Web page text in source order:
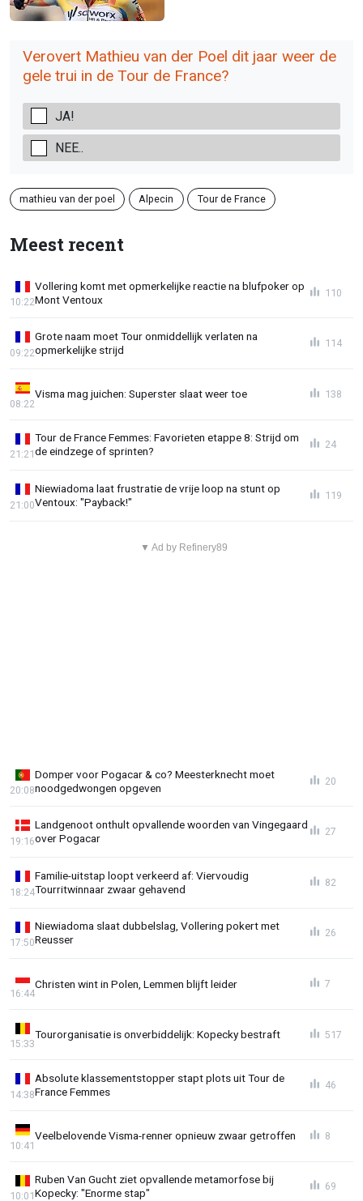
Verovert Mathieu van der Poel dit jaar weer de
gele trui in de Tour de France?
JA!
NEE..
mathieu van der poel Alpecin Tour de France
Meest recent
Vollering komt met opmerkelijke reactie na blufpoker op
Mont Ventoux
10:22
110
Grote naam moet Tour onmiddellijk verlaten na
opmerkelijke strijd
09:22
114
Visma mag juichen: Superster slaat weer toe
08:22
138
Tour de France Femmes: Favorieten etappe 8: Strijd om
de eindzege of sprinten?
21:21
24
Niewiadoma laat frustratie de vrije loop na stunt op
Ventoux: "Payback!"
21:00
119
▼ Ad by Refinery89
Domper voor Pogacar & co? Meesterknecht moet
noodgedwongen opgeven
20:08
20
Landgenoot onthult opvallende woorden van Vingegaard
over Pogacar
19:16
27
Familie-uitstap loopt verkeerd af: Viervoudig
Tourritwinnaar zwaar gehavend
18:24
82
Niewiadoma slaat dubbelslag, Vollering pokert met
Reusser
17:50
26
Christen wint in Polen, Lemmen blijft leider
16:44
7
Tourorganisatie is onverbiddelijk: Kopecky bestraft
15:33
517
Absolute klassementstopper stapt plots uit Tour de
France Femmes
14:38
46
Veelbelovende Visma-renner opnieuw zwaar getroffen
10:41
8
Ruben Van Gucht ziet opvallende metamorfose bij
Kopecky: "Enorme stap"
10:01
69